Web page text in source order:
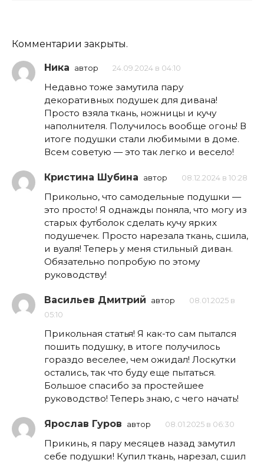
Комментарии закрыты.
Ника автор 24.09.2024 в 04:10
Недавно тоже замутила пару
декоративных подушек для дивана!
Просто взяла ткань, ножницы и кучу
наполнителя. Получилось вообще огонь! В
итоге подушки стали любимыми в доме.
Всем советую — это так легко и весело!
Кристина Шубина автор 08.12.2024 в 10:28
Прикольно, что самодельные подушки —
это просто! Я однажды поняла, что могу из
старых футболок сделать кучу ярких
подушечек. Просто нарезала ткань, сшила,
и вуаля! Теперь у меня стильный диван.
Обязательно попробую по этому
руководству!
Васильев Дмитрий автор
08.01.2025 в
05:10
Прикольная статья! Я как-то сам пытался
пошить подушку, в итоге получилось
гораздо веселее, чем ожидал! Лоскутки
остались, так что буду еще пытаться.
Большое спасибо за простейшее
руководство! Теперь знаю, с чего начать!
Ярослав Гуров автор 08.01.2025 в 06:30
Прикинь, я пару месяцев назад замутил
себе подушки! Купил ткань, нарезал, сшил